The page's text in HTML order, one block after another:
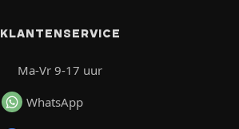
KLANTENSERVICE
Ma-Vr 9-17 uur
WhatsApp